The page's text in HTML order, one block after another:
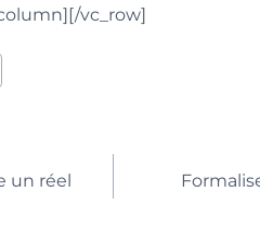
vc_row]
un réel